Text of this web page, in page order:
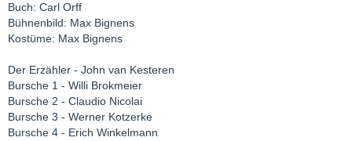
Buch: Carl Orff
Bühnenbild: Max Bignens
Kostüme: Max Bignens
Der Erzähler - John van Kesteren
Bursche 1 - Willi Brokmeier
Bursche 2 - Claudio Nicolai
Bursche 3 - Werner Kotzerke
Bursche 4 - Erich Winkelmann